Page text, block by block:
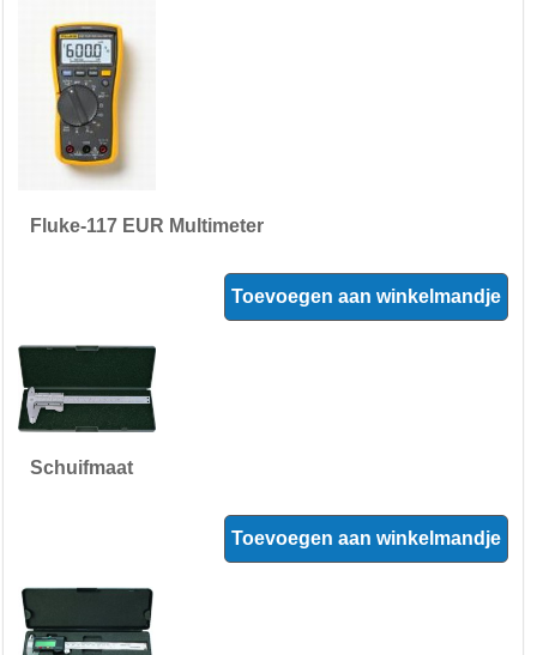
Fluke-117 EUR Multimeter
Toevoegen aan winkelmandje
Schuifmaat
Toevoegen aan winkelmandje